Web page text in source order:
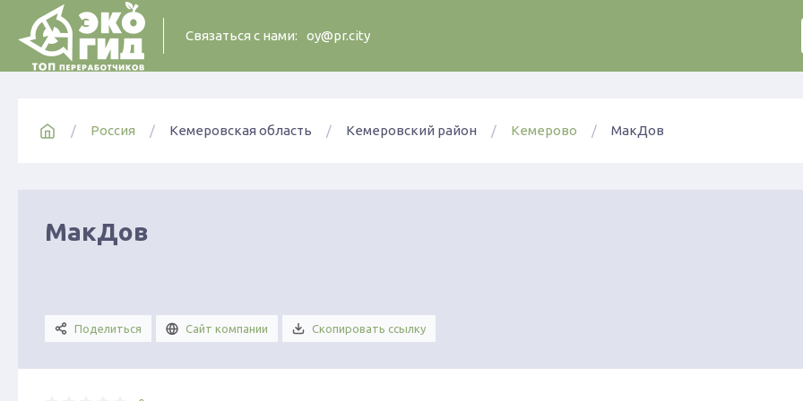
Cвязаться с нами: oy@pr.city
Россия Кемеровская область Кемеровский район Кемерово МакДов
МакДов
Поделиться Сайт компании Скопировать ссылку